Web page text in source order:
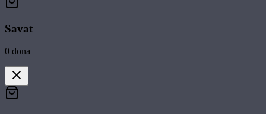
Savat
0 dona